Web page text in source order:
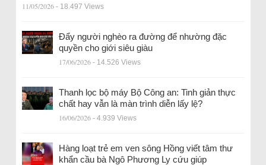
11/05/2026 - 18.497 Views
Đẩy người nghèo ra đường để nhường đặc
quyền cho giới siêu giàu
17/06/2026 - 14.526 Views
Thanh lọc bộ máy Bộ Công an: Tinh giản thực
chất hay vẫn là màn trình diễn lấy lệ?
16/06/2026 - 4.939 Views
Hàng loạt trẻ em ven sông Hồng viết tâm thư
khẩn cầu bà Ngô Phương Ly cứu giúp